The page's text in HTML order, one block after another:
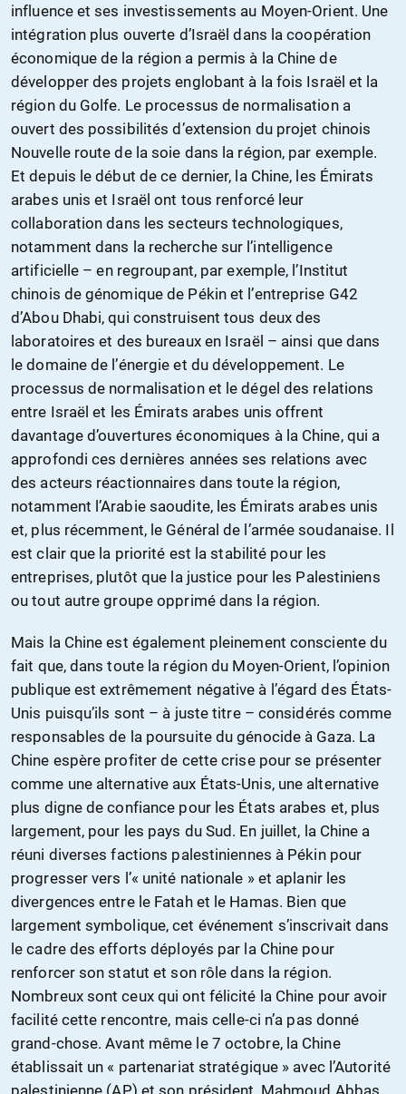
influence et ses investissements au Moyen-Orient. Une
intégration plus ouverte d’Israël dans la coopération
économique de la région a permis à la Chine de
développer des projets englobant à la fois Israël et la
région du Golfe. Le processus de normalisation a
ouvert des possibilités d’extension du projet chinois
Nouvelle route de la soie dans la région, par exemple.
Et depuis le début de ce dernier, la Chine, les Émirats
arabes unis et Israël ont tous renforcé leur
collaboration dans les secteurs technologiques,
notamment dans la recherche sur l’intelligence
artificielle – en regroupant, par exemple, l’Institut
chinois de génomique de Pékin et l’entreprise G42
d’Abou Dhabi, qui construisent tous deux des
laboratoires et des bureaux en Israël – ainsi que dans
le domaine de l’énergie et du développement. Le
processus de normalisation et le dégel des relations
entre Israël et les Émirats arabes unis offrent
davantage d’ouvertures économiques à la Chine, qui a
approfondi ces dernières années ses relations avec
des acteurs réactionnaires dans toute la région,
notamment l’Arabie saoudite, les Émirats arabes unis
et, plus récemment, le Général de l’armée soudanaise. Il
est clair que la priorité est la stabilité pour les
entreprises, plutôt que la justice pour les Palestiniens
ou tout autre groupe opprimé dans la région.
Mais la Chine est également pleinement consciente du
fait que, dans toute la région du Moyen-Orient, l’opinion
publique est extrêmement négative à l’égard des États-
Unis puisqu’ils sont – à juste titre – considérés comme
responsables de la poursuite du génocide à Gaza. La
Chine espère profiter de cette crise pour se présenter
comme une alternative aux États-Unis, une alternative
plus digne de confiance pour les États arabes et, plus
largement, pour les pays du Sud. En juillet, la Chine a
réuni diverses factions palestiniennes à Pékin pour
progresser vers l’« unité nationale » et aplanir les
divergences entre le Fatah et le Hamas. Bien que
largement symbolique, cet événement s’inscrivait dans
le cadre des efforts déployés par la Chine pour
renforcer son statut et son rôle dans la région.
Nombreux sont ceux qui ont félicité la Chine pour avoir
facilité cette rencontre, mais celle-ci n’a pas donné
grand-chose. Avant même le 7 octobre, la Chine
établissait un « partenariat stratégique » avec l’Autorité
palestinienne (AP) et son président, Mahmoud Abbas,